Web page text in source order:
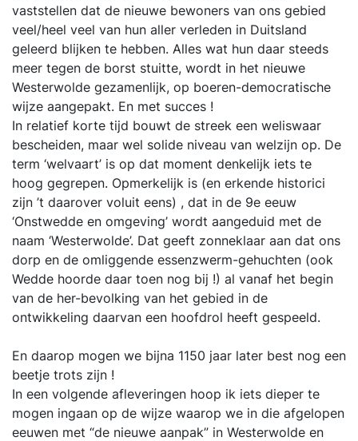
vaststellen dat de nieuwe bewoners van ons gebied
veel/heel veel van hun aller verleden in Duitsland
geleerd blijken te hebben. Alles wat hun daar steeds
meer tegen de borst stuitte, wordt in het nieuwe
Westerwolde gezamenlijk, op boeren-democratische
wijze aangepakt. En met succes !
In relatief korte tijd bouwt de streek een weliswaar
bescheiden, maar wel solide niveau van welzijn op. De
term ‘welvaart’ is op dat moment denkelijk iets te
hoog gegrepen. Opmerkelijk is (en erkende historici
zijn ’t daarover voluit eens) , dat in de 9e eeuw
‘Onstwedde en omgeving’ wordt aangeduid met de
naam ‘Westerwolde’. Dat geeft zonneklaar aan dat ons
dorp en de omliggende essenzwerm-gehuchten (ook
Wedde hoorde daar toen nog bij !) al vanaf het begin
van de her-bevolking van het gebied in de
ontwikkeling daarvan een hoofdrol heeft gespeeld.
En daarop mogen we bijna 1150 jaar later best nog een
beetje trots zijn !
In een volgende afleveringen hoop ik iets dieper te
mogen ingaan op de wijze waarop we in die afgelopen
eeuwen met “de nieuwe aanpak” in Westerwolde en